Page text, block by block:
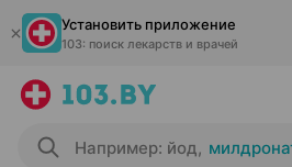
Установить приложение
103: поиск лекарств и врачей
Например: йод,